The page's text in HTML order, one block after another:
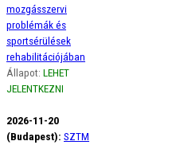
mozgásszervi
problémák és
sportsérülések
rehabilitációjában
Állapot: LEHET
JELENTKEZNI
2026-11-20
(Budapest): SZTM